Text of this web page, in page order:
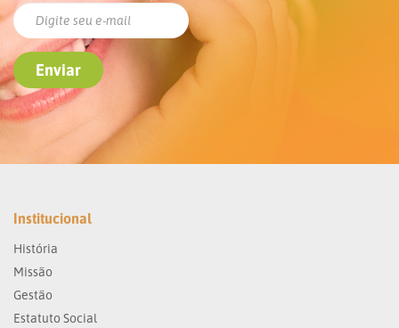
Institucional
História
Missão
Gestão
Estatuto Social